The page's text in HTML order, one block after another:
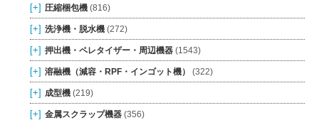
[+] 圧縮梱包機 (816)
[+] 洗浄機・脱水機 (272)
[+] 押出機・ペレタイザー・周辺機器 (1543)
[+] 溶融機（減容・RPF・インゴット機） (322)
[+] 成型機 (219)
[+] 金属スクラップ機器 (356)